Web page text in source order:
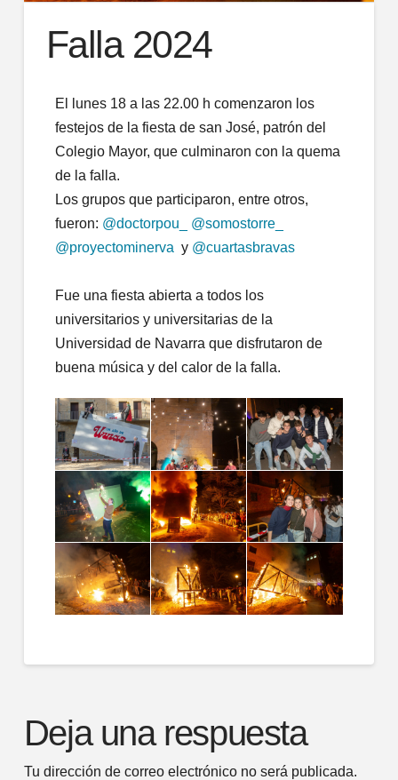
Falla 2024
El lunes 18 a las 22.00 h comenzaron los
festejos de la fiesta de san José, patrón del
Colegio Mayor, que culminaron con la quema
de la falla.
Los grupos que participaron, entre otros,
fueron: @doctorpou_
@somostorre_
@proyectominerva y @cuartasbravas
Fue una fiesta abierta a todos los
universitarios y universitarias de la
Universidad de Navarra que disfrutaron de
buena música y del calor de la falla.
Deja una respuesta
Tu dirección de correo electrónico no será publicada.